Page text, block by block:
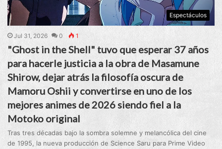
Espectáculos
Jul 31, 2026 0 1
"Ghost in the Shell" tuvo que esperar 37 años
para hacerle justicia a la obra de Masamune
Shirow, dejar atrás la filosofía oscura de
Mamoru Oshii y convertirse en uno de los
mejores animes de 2026 siendo fiel a la
Motoko original
Tras tres décadas bajo la sombra solemne y melancólica del cine
de 1995, la nueva producción de Science Saru para Prime Video